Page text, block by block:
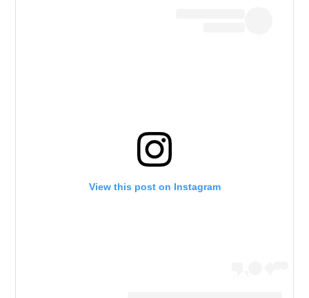
View this post on Instagram